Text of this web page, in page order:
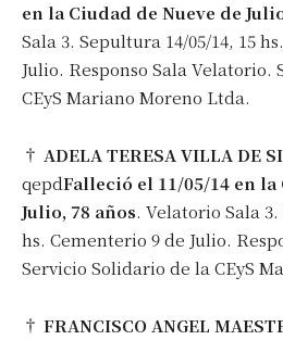
en la Ciudad de Nueve de
Sala 3. Sepultura 14/05/14, 15
Julio. Responso Sala
CEyS Mariano Moreno Ltda.
† ADELA TERESA VILLA DE
qepdFalleció el 11/05/14 en la
Julio, 78 años. Velatorio Sala
hs. Cementerio 9 de Julio.
Servicio Solidario de la CEyS
† FRANCISCO ANGEL